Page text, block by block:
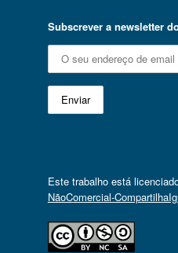
Subscrever a newsletter
Este trabalho está
NãoComercial-